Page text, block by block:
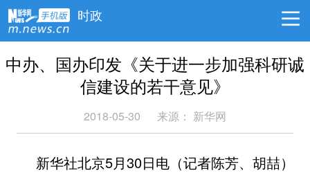
时政
中办、国办印发《关于进一步加强科研诚
信建设的若干意见》
2018-05-30 来源： 新华网
新华社北京5月30日电（记者陈芳、胡喆）